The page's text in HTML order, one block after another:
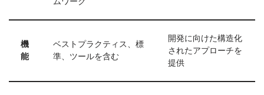
機
能
ベストプラクティス、標
準、ツールを含む
開発に向けた構造化
されたアプローチを
提供